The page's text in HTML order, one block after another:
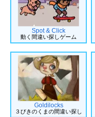
Spot & Click
動く間違い探しゲーム
Goldilocks
３びきのくまの間違い探し